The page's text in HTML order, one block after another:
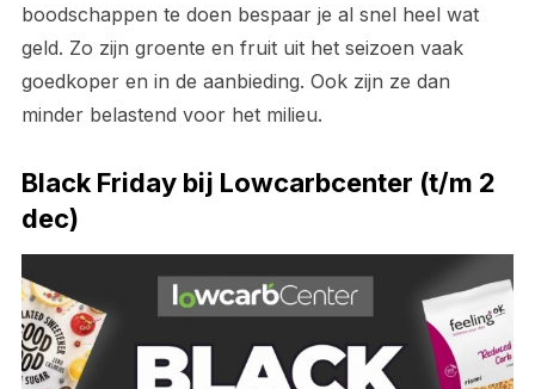
boodschappen te doen bespaar je al snel heel wat
geld. Zo zijn groente en fruit uit het seizoen vaak
goedkoper en in de aanbieding. Ook zijn ze dan
minder belastend voor het milieu.
Black Friday bij Lowcarbcenter (t/m 2
dec)